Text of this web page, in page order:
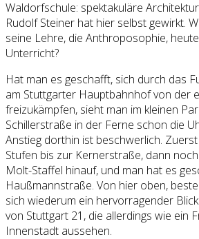
Waldorfschule: spektakuläre
Rudolf Steiner hat hier selbst gewirkt.
seine Lehre, die Anthroposophie,
Unterricht?
Hat man es geschafft, sich durch das
am Stuttgarter Hauptbahnhof von der
freizukämpfen, sieht man im kleinen
Schillerstraße in der Ferne schon die
Anstieg dorthin ist beschwerlich.
Stufen bis zur Kernerstraße, dann
Molt-Staffel hinauf, und man hat es
Haußmannstraße. Von hier oben,
sich wiederum ein hervorragender
von Stuttgart 21, die allerdings wie ein
Innenstadt aussehen.